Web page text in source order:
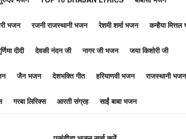
भजन रजनी राजस्थानी भजन रेशमी शर्मा भजन कन्हैया
दीदी देवकी नंदन जी नागर जी भजन जया किशोरी जी
जैन भजन देशभक्ति गीत हरियाणवी भजन राजस्थानी भजन
गरबा लिरिक्स आरती संग्रह साईं बाबा भजन